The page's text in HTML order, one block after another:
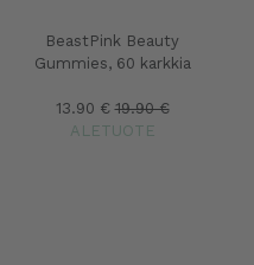
BeastPink Beauty
Gummies, 60 karkkia
13.90 € 19.90 €
ALETUOTE